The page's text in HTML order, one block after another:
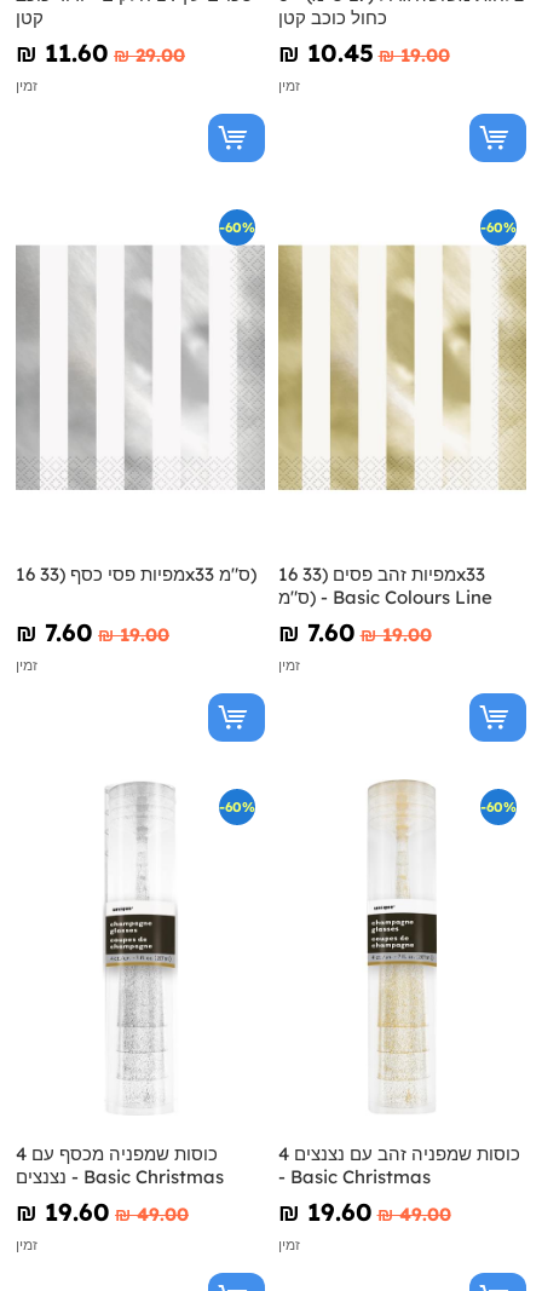
קטן
₪‎ 11.60 ₪‎ 29.00
זמין
כחול כוכב קטן
₪‎ 10.45 ₪‎ 19.00
זמין
-60%
16 מפיות פסי כסף (33x33 ס"מ)
₪‎ 7.60 ₪‎ 19.00
זמין
-60%
16 מפיות זהב פסים (33x33
ס"מ) - Basic Colours Line
₪‎ 7.60 ₪‎ 19.00
זמין
-60%
4 כוסות שמפניה מכסף עם
נצנצים - Basic Christmas
₪‎ 19.60 ₪‎ 49.00
זמין
-60%
4 כוסות שמפניה זהב עם נצנצים
- Basic Christmas
₪‎ 19.60 ₪‎ 49.00
זמין